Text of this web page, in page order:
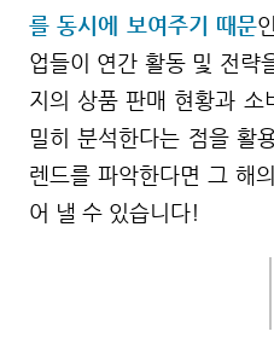
를 동시에 보여주기 때문
업들이 연간 활동 및 전략
지의 상품 판매 현황과 소
밀히 분석한다는 점을 활
렌드를 파악한다면 그 해
어 낼 수 있습니다!